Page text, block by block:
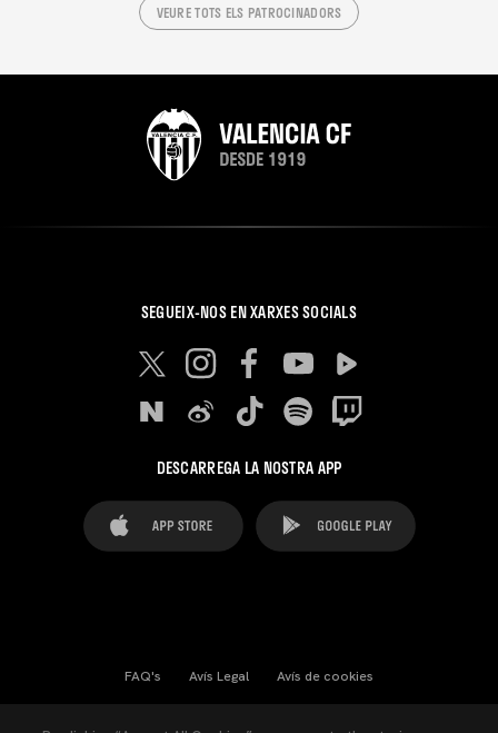
VEURE TOTS ELS PATROCINADORS
SEGUEIX-NOS EN XARXES SOCIALS
DESCARREGA LA NOSTRA APP
FAQ's Avís Legal Avís de cookies